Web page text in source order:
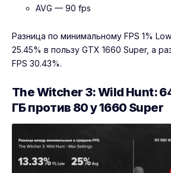
AVG — 90 fps
Разница по минимальному FPS 1%
25.45% в пользу GTX 1660 Super, а
FPS 30.43%.
The Witcher 3: Wild Hunt:
ГБ против 80 у 1660 Super